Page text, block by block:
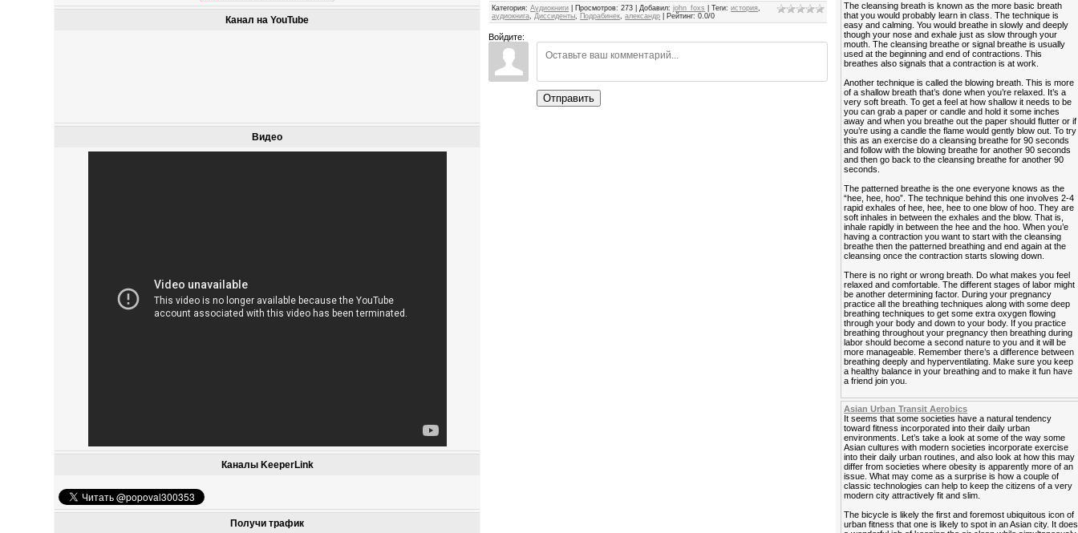
Канал на YouTube
Видео
Каналы KeeperLink
Получи трафик
Категория: Аудиокниги Просмотров: 273 Добавил: john_foxs |Теги: история
аудиокнига
Диссиденты Подрабинек ,александр Рейтинг: 0.0/0
Войдите:
Отправить
The cleansing breath is known as the more basic breath
that you would probably learn in class. The technique is
easy and calming. You would breathe in slowly and deeply
though your nose and exhale just as slow through your
mouth. The cleansing breathe or signal breathe is usually
used at the beginning and end of contractions. This
breathes also signals that a contraction is at work.
Another technique is called the blowing breath. This is more
of a shallow breath that’s done when you’re relaxed. It’s a
very soft breath. To get a feel at how shallow it needs to be
you can grab a paper or candle and hold it some inches
away and when you breathe out the paper should flutter or if
you’re using a candle the flame would gently blow out. To try
this as an exercise do a cleansing breathe for 90 seconds
and follow with the blowing breathe for another 90 seconds
and then go back to the cleansing breathe for another 90
seconds.
The patterned breathe is the one everyone knows as the
“hee, hee, hoo”. The technique behind this one involves 2-4
rapid exhales of hee, hee, hee to one blow of hoo. They are
soft inhales in between the exhales and the blow. That is,
inhale rapidly in between the hee and the hoo. When you’e
having a contraction you want to start with the cleansing
breathe then the patterned breathing and end again at the
cleansing once the contraction starts slowing down.
There is no right or wrong breath. Do what makes you feel
relaxed and comfortable. The different stages of labor might
be another determining factor. During your pregnancy
practice all the breathing techniques along with some deep
breathing techniques to get some extra oxygen flowing
through your body and down to your body. If you practice
breathing throughout your pregnancy then breathing during
labor should become a second nature to you and it will be
more manageable. Remember there’s a difference between
breathing deeply and hyperventilating. Make sure you keep
a healthy balance in your breathing and to make it fun have
a friend join you.
Asian Urban Transit Aerobics
It seems that some societies have a natural tendency
toward fitness incorporated into their daily urban
environments. Let’s take a look at some of the way some
Asian cultures with modern societies incorporate exercise
into their daily urban routines, and also look at how this may
differ from societies where obesity is apparently more of an
issue. What may come as a surprise is how a couple of
classic technologies can help to keep the citizens of a very
modern city attractively fit and slim.
The bicycle is likely the first and foremost ubiquitous icon of
urban fitness that one is likely to spot in an Asian city. It does